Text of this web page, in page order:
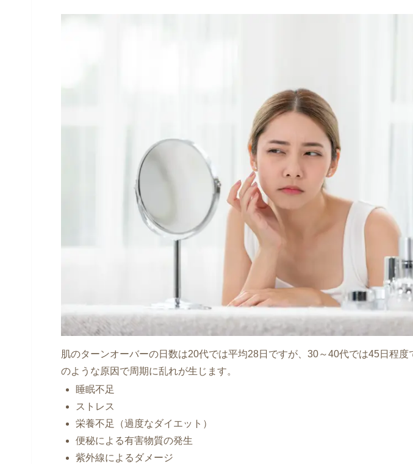
肌のターンオーバーの日数は20代では平均28日ですが、30～40代では45日程
のような原因で周期に乱れが生じます。
睡眠不足
ストレス
栄養不足（過度なダイエット）
便秘による有害物質の発生
紫外線によるダメージ